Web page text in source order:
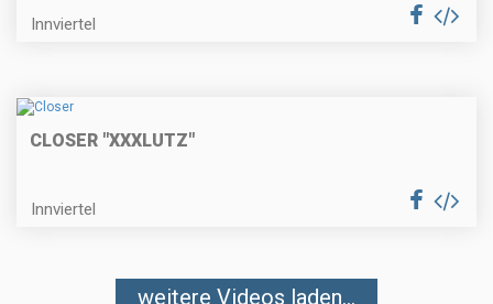
Innviertel
CLOSER "XXXLUTZ"
Innviertel
weitere Videos laden...